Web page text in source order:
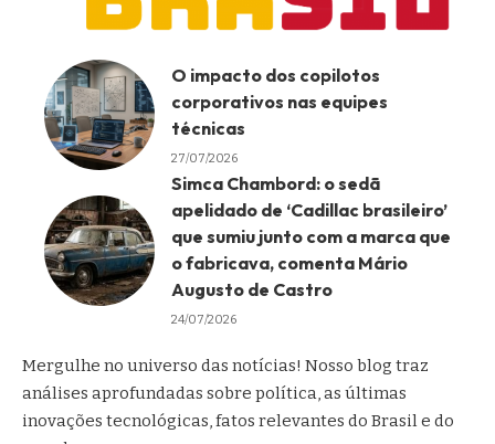
O impacto dos copilotos
corporativos nas equipes
técnicas
27/07/2026
Simca Chambord: o sedã
apelidado de ‘Cadillac brasileiro’
que sumiu junto com a marca que
o fabricava, comenta Mário
Augusto de Castro
24/07/2026
Mergulhe no universo das notícias! Nosso blog traz
análises aprofundadas sobre política, as últimas
inovações tecnológicas, fatos relevantes do Brasil e do